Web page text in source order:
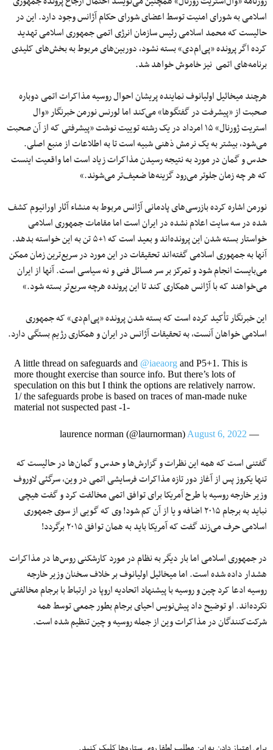
اسلامی به شورای امنیت توسط اعضای شورای حکام آژانس وجود دارد. این در
حالیست که محمد اسلامی رئیس سازمان انرژی اتمی جمهوری اسلامی تهدید
کرده اگر پرونده «پی‌ام‌دی» بسته نشود، دوربین‌های مربوط به بخش‌های کلیدی
برنامه‌های اتمی نیز خاموش خواهد شد.
هرچند میخائیل اولیانوف نماینده پریشان احوال روسیه مذاکرات اتمی دوباره
صحبت از «پیشرفت در گفتگوها» می‌کند اما لورنس نورمن خبرنگار «وال
استریت ژورنال» ۱۵ امرداد در یک رشته توییت نوشت «پیشرفتی که از آن صحبت
می‌شود، بیشتر به یک نرمش ذهنی شبیه است تا به اطلاعات از منبع اصلی.
حدس و گمان‌ در مورد به نتیجه رسیدن مذاکرات زیاد است اما واقعیت اینست
که هر چه زمان جلوتر می‌رود گزینه‌ها ضعیف‌تر می‌شوند.»
نورمن اشاره کرده بازرسی‌های پادمانی آژانس مربوط به منشاء آثار اورانیوم کشف
شده در سه سایت اعلام نشده در ایران است اما مقامات جمهوری اسلامی
خواستار بسته شدن این پرونده‌اند و بعید است که ۱+۵ تن به این خواسته بدهد.
آنها به جمهوری اسلامی گفته‌اند تحقیقات در این مورد در سریع‌ترین زمان ممکن
می‌بایست انجام شود و تمرکز بر سر مسائل فنی و نه سیاسی است. آنها از ایران
می‌خواهند که با آژانس همکاری کند تا این پرونده هرچه سریع‌تر بسته شود.»
این خبرنگار تأکید کرده است که بسته شدن پرونده «پی‌ام‌دی» که جمهوری
اسلامی خواهان آنست، به تحقیقات آژانس در ایران و همکاری رژیم بستگی دارد.
A little thread on safeguards and @iaeaorgand P5+1. This is
more thought exercise than source info. But there’s lots of
speculation on this but I think the options are relatively narrow.
1/ the safeguards probe is based on traces of man-made nuke
material not suspected past -1-
— laurence norman (@laurnorman)
August 6, 2022
گفتنی است که همه این نظرات و گزارش‌ها و حدس و گمان‌ها در حالیست که
تنها یکروز پس از آغاز دور تازه مذاکرات فرسایشی اتمی در وین، سرگئی لاوروف
وزیر خارجه روسیه با طرح آمریکا برای توافق اتمی مخالفت کرد و گفت هیچی
نباید به برجام ۲۰۱۵ اضافه و یا از آن کم شود! وی که گویی از سوی جمهوری
اسلامی حرف می‌زند گفت که آمریکا باید به همان توافق ۲۰۱۵ برگردد!
در جمهوری اسلامی اما بار دیگر به نظام در مورد کارشکنی‌ روس‌ها در مذاکرات
هشدار داده شده است. اما میخائیل اولیانوف بر خلاف سخنان وزیر خارجه
روسیه ادعا کرد چین و روسیه با پیشنهاد اتحادیه اروپا در ارتباط با برجام مخالفتی
نکرده‌اند. او توضیح داد پیش‌نویس احیای برجام بطور جمعی توسط همه
شرکت‌کنندگان در مذاکرات وین از جمله روسیه و چین تنظیم شده است.